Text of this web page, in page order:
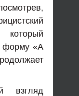
который
форму «А
взгляд